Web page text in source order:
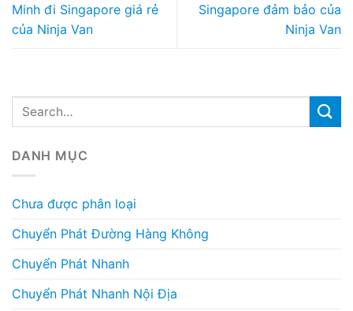
Minh đi Singapore giá rẻ
của Ninja Van
Singapore đảm bảo của
Ninja Van
DANH MỤC
Chưa được phân loại
Chuyển Phát Đường Hàng Không
Chuyển Phát Nhanh
Chuyển Phát Nhanh Nội Địa